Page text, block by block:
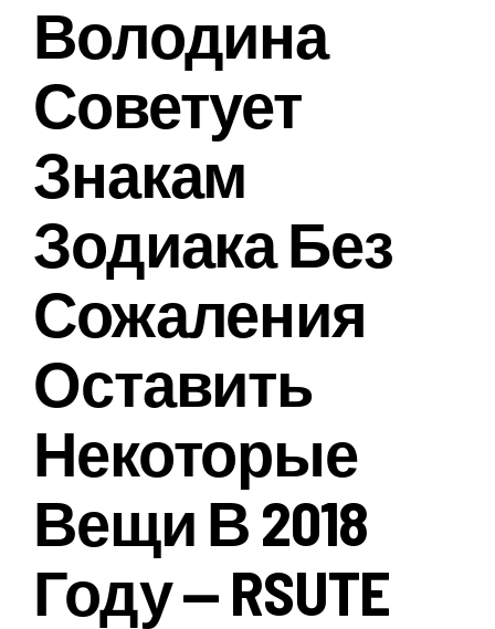
Володина
Советует
Знакам
Зодиака Без
Сожаления
Оставить
Некоторые
Вещи В 2018
Году — RSUTE